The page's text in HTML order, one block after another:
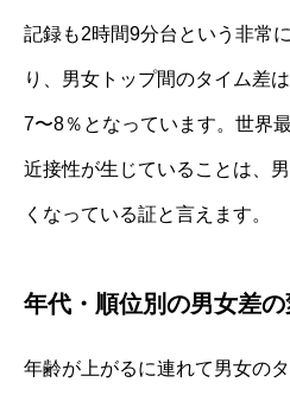
記録も2時間9分台という非常
り、男女トップ間のタイム差
7〜8％となっています。世界
近接性が生じていることは、
くなっている証と言えます。
年代・順位別の男女差
年齢が上がるに連れて男女の